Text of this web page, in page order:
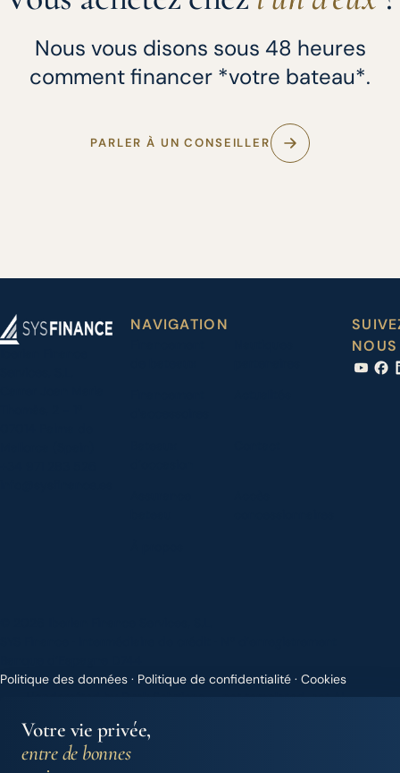
Nous vous disons sous 48 heures
comment financer *votre bateau*.
PARLER À UN CONSEILLER
NAVIGATION
NOUS
Politique des données · Politique de confidentialité · Cookies
Votre vie privée,
entre de bonnes